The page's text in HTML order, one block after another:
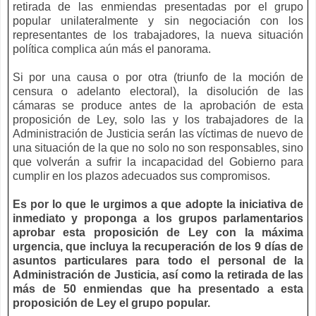
retirada de las enmiendas presentadas por el grupo
popular unilateralmente y sin negociación con los
representantes de los trabajadores, la nueva situación
política complica aún más el panorama.
Si por una causa o por otra (triunfo de la moción de
censura o adelanto electoral), la disolución de las
cámaras se produce antes de la aprobación de esta
proposición de Ley, solo las y los trabajadores de la
Administración de Justicia serán las víctimas de nuevo de
una situación de la que no solo no son responsables, sino
que volverán a sufrir la incapacidad del Gobierno para
cumplir en los plazos adecuados sus compromisos.
Es por lo que le urgimos a que adopte la iniciativa de
inmediato y proponga a los grupos parlamentarios
aprobar esta proposición de Ley con la máxima
urgencia, que incluya la recuperación de los 9 días de
asuntos particulares para todo el personal de la
Administración de Justicia, así como la retirada de las
más de 50 enmiendas que ha presentado a esta
proposición de Ley el grupo popular.